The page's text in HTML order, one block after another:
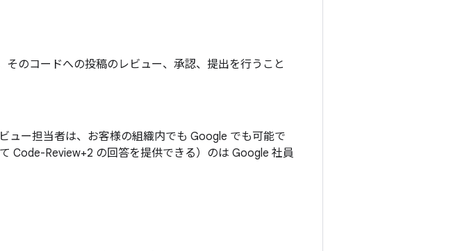
のコードへの投稿のレビュー、承認、提出を行うこと
ュー担当者は、お客様の組織内でも Google でも可能で
Code-Review+2 の回答を提供できる）のは Google 社員